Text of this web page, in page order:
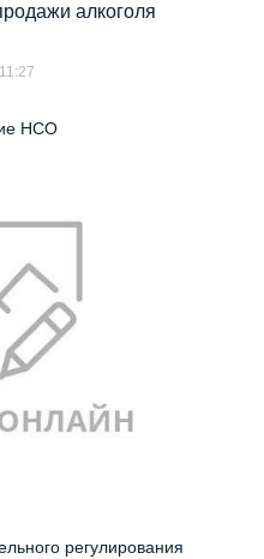
алкоголя
НСО
регулирования